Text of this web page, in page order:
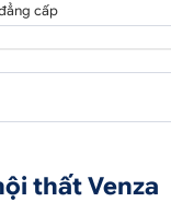
cấp
thất Venza